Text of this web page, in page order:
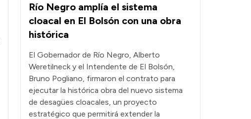
Río Negro amplía el sistema
cloacal en El Bolsón con una obra
histórica
El Gobernador de Río Negro, Alberto
Weretilneck y el Intendente de El Bolsón,
Bruno Pogliano, firmaron el contrato para
ejecutar la histórica obra del nuevo sistema
de desagües cloacales, un proyecto
estratégico que permitirá extender la